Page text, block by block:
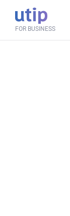
FOR BUSINESS